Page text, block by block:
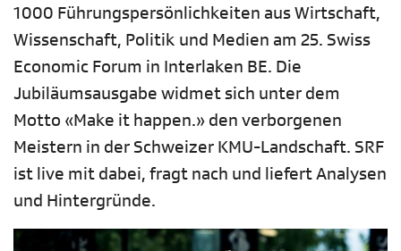
1000 Führungspersönlichkeiten aus Wirtschaft,
Wissenschaft, Politik und Medien am 25. Swiss
Economic Forum in Interlaken BE. Die
Jubiläumsausgabe widmet sich unter dem
Motto «Make it happen.» den verborgenen
Meistern in der Schweizer KMU-Landschaft. SRF
ist live mit dabei, fragt nach und liefert Analysen
und Hintergründe.